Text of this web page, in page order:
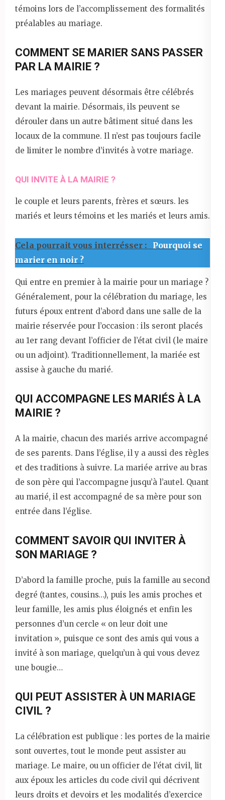
témoins lors de l’accomplissement des formalités
préalables au mariage.
COMMENT SE MARIER SANS PASSER
PAR LA MAIRIE ?
Les mariages peuvent désormais être célébrés
devant la mairie. Désormais, ils peuvent se
dérouler dans un autre bâtiment situé dans les
locaux de la commune. Il n’est pas toujours facile
de limiter le nombre d’invités à votre mariage.
QUI INVITE À LA MAIRIE ?
le couple et leurs parents, frères et sœurs. les
mariés et leurs témoins et les mariés et leurs amis.
Cela pourrait vous interrésser :
Pourquoi se
marier en noir ?
Qui entre en premier à la mairie pour un mariage ?
Généralement, pour la célébration du mariage, les
futurs époux entrent d’abord dans une salle de la
mairie réservée pour l’occasion : ils seront placés
au 1er rang devant l’officier de l’état civil (le maire
ou un adjoint). Traditionnellement, la mariée est
assise à gauche du marié.
QUI ACCOMPAGNE LES MARIÉS À LA
MAIRIE ?
A la mairie, chacun des mariés arrive accompagné
de ses parents. Dans l’église, il y a aussi des règles
et des traditions à suivre. La mariée arrive au bras
de son père qui l’accompagne jusqu’à l’autel. Quant
au marié, il est accompagné de sa mère pour son
entrée dans l’église.
COMMENT SAVOIR QUI INVITER À
SON MARIAGE ?
D’abord la famille proche, puis la famille au second
degré (tantes, cousins…), puis les amis proches et
leur famille, les amis plus éloignés et enfin les
personnes d’un cercle « on leur doit une
invitation », puisque ce sont des amis qui vous a
invité à son mariage, quelqu’un à qui vous devez
une bougie…
QUI PEUT ASSISTER À UN MARIAGE
CIVIL ?
La célébration est publique : les portes de la mairie
sont ouvertes, tout le monde peut assister au
mariage. Le maire, ou un officier de l’état civil, lit
aux époux les articles du code civil qui décrivent
leurs droits et devoirs et les modalités d’exercice